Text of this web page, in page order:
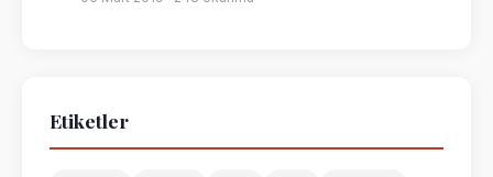
Etiketler